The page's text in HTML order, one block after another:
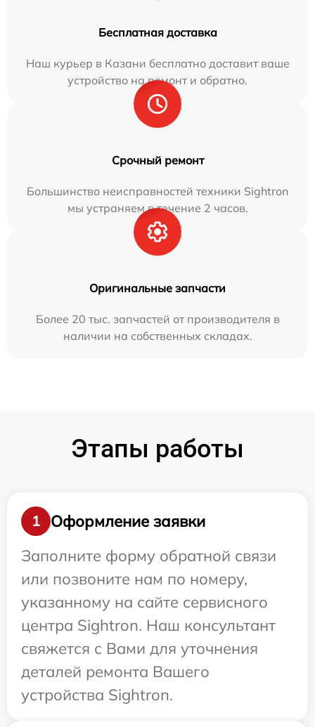
Бесплатная доставка
Наш курьер в Казани бесплатно доставит ваше
устройство на ремонт и обратно.
Срочный ремонт
Большинство неисправностей техники Sightron
мы устраняем в течение 2 часов.
Оригинальные запчасти
Более 20 тыс. запчастей от производителя в
наличии на собственных складах.
Этапы работы
1
Оформление заявки
Заполните форму обратной связи
или позвоните нам по номеру,
указанному на сайте сервисного
центра Sightron. Наш консультант
свяжется с Вами для уточнения
деталей ремонта Вашего
устройства Sightron.